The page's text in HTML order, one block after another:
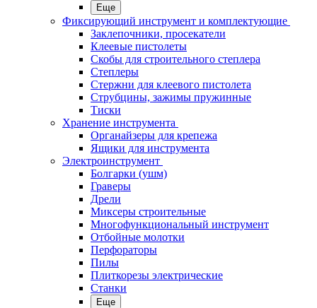
Еще
Фиксирующий инструмент и комплектующие
Заклепочники, просекатели
Клеевые пистолеты
Скобы для строительного степлера
Степлеры
Стержни для клеевого пистолета
Струбцины, зажимы пружинные
Тиски
Хранение инструмента
Органайзеры для крепежа
Ящики для инструмента
Электроинструмент
Болгарки (ушм)
Граверы
Дрели
Миксеры строительные
Многофункциональный инструмент
Отбойные молотки
Перфораторы
Пилы
Плиткорезы электрические
Станки
Еще